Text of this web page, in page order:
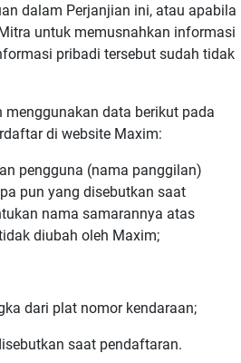
dalam Perjanjian ini, atau apabila
untuk memusnahkan informasi
pribadi tersebut sudah tidak
data berikut pada
di website Maxim:
pengguna (nama panggilan)
pun yang disebutkan saat
nama samarannya atas
diubah oleh Maxim;
dari plat nomor kendaraan;
saat pendaftaran.